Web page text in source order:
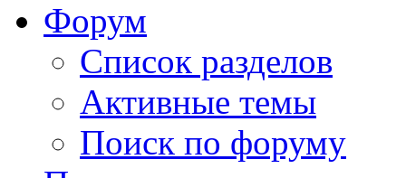
Форум
Список разделов
Активные темы
Поиск по форуму